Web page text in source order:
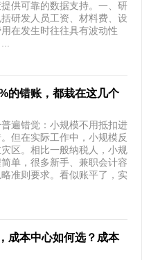
供可靠的数据支持。一、研
研发人员工资、材料费、设
在发生时往往具有波动性
的错账，都栽在这几个
遍错觉：小规模不用抵扣进
但在实际工作中，小规模反
区。相比一般纳税人，小规
单，很多新手、兼职会计容
准则要求。看似账平了，实
成本中心如何选？成本